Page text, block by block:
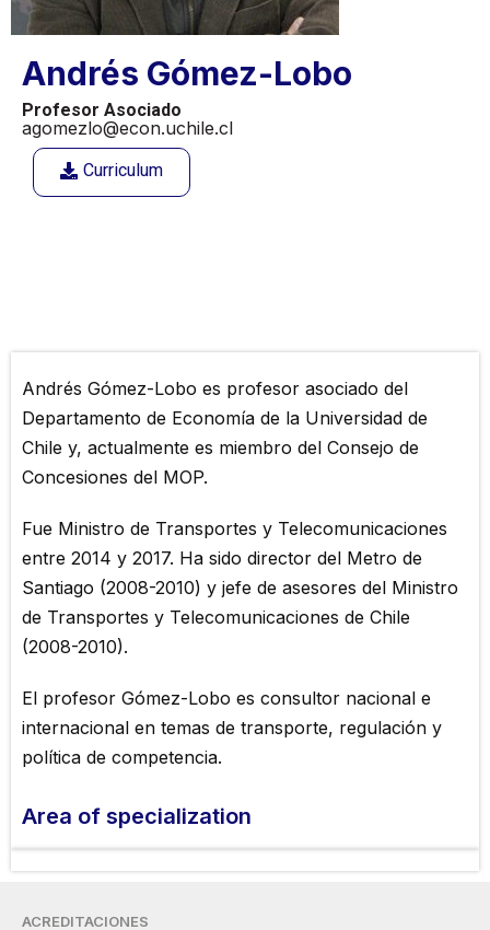
Andrés Gómez-Lobo
Profesor Asociado
agomezlo@econ.uchile.cl
Curriculum
Andrés Gómez-Lobo es profesor asociado del
Departamento de Economía de la Universidad de
Chile y, actualmente es miembro del Consejo de
Concesiones del MOP.
Fue Ministro de Transportes y Telecomunicaciones
entre 2014 y 2017. Ha sido director del Metro de
Santiago (2008-2010) y jefe de asesores del Ministro
de Transportes y Telecomunicaciones de Chile
(2008-2010).
El profesor Gómez-Lobo es consultor nacional e
internacional en temas de transporte, regulación y
política de competencia.
Area of ​​specialization
ACREDITACIONES